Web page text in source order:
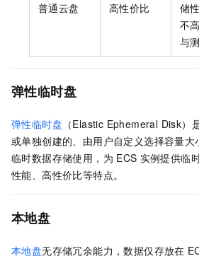
普通云盘 高性价比
储
不
与
弹性临时盘
弹性临时盘 （Elastic Ephemeral Disk）
或单独创建的、由用户自定义选择容量
临时数据存储使用，为 ECS 实例提供临
性能、高性价比等特点。
本地盘
本地盘无存储冗余能力，数据仅存放在